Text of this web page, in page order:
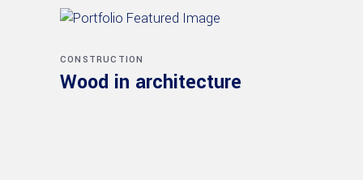
CONSTRUCTION
Wood in architecture